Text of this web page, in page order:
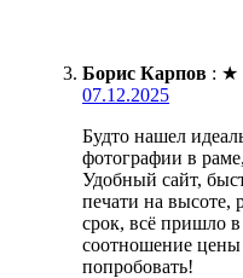
Борис Карпов : ★
07.12.2025
Будто нашел
фотографии в
Удобный сайт,
печати на высоте,
срок, всё пришло
соотношение цены
попробовать!